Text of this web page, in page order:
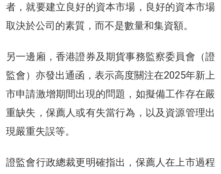
者，就要建立良好的資本市場，良好的資本市場
取決於公司的素質，而不是數量和集資額。
另一邊廂，香港證券及期貨事務監察委員會（證
監會）亦發出通函，表示高度關注在2025年新上
市申請激增期間出現的問題，如擬備工作存在嚴
重缺失，保薦人或有失當行為，以及資源管理出
現嚴重失誤等。
證監會行政總裁更明確指出，保薦人在上市過程